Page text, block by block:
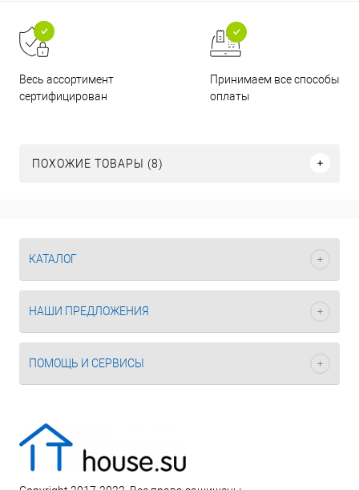
Весь ассортимент
сертифицирован
Принимаем все способы
оплаты
ПОХОЖИЕ ТОВАРЫ (8)
КАТАЛОГ
НАШИ ПРЕДЛОЖЕНИЯ
ПОМОЩЬ И СЕРВИСЫ